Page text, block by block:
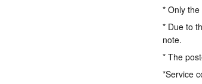
* Only
* Due to
note.
* The
*Service